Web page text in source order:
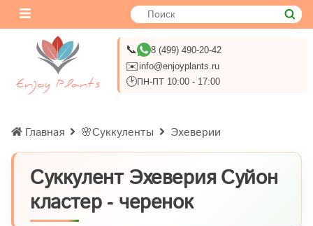
📞 8 (499) 490-20-42
✉️info@enjoyplants.ru
🕑ПН-ПТ 10:00 - 17:00
Главная 🌸Суккуленты Эхеверии
Суккулент Эхеверия Суйон
кластер - черенок